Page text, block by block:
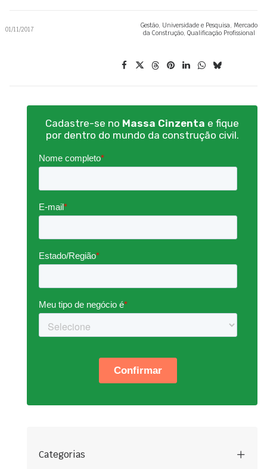
01/11/2017 Gestão, Universidade e Pesquisa, Mercado
da Construção, Qualificação Profissional
Cadastre-se no Massa Cinzenta e fique
por dentro do mundo da construção civil.
Categorias